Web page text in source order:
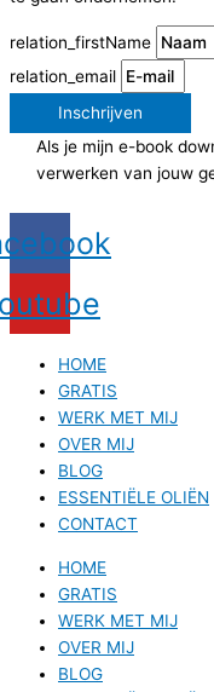
relation_firstName
relation_email
Inschrijven
Als je mijn e-book
verwerken van jouw
HOME
GRATIS
WERK MET MIJ
OVER MIJ
BLOG
ESSENTIËLE OLIËN
CONTACT
HOME
GRATIS
WERK MET MIJ
OVER MIJ
BLOG